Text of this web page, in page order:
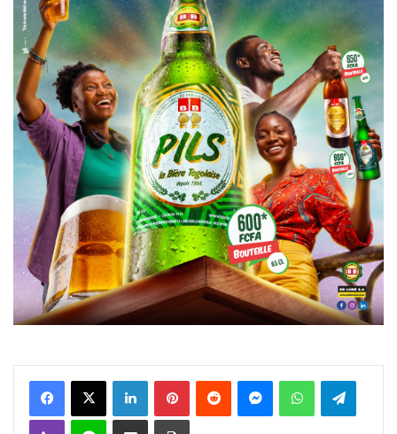
FacebookX Linkedin PinterestReddit MessengerWhatsAppTelegram
Viber Ligne Partager par email Imprimer